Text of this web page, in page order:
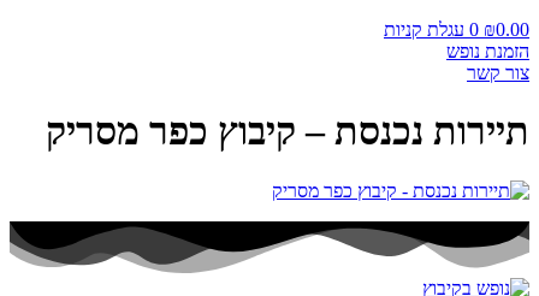
₪0.00
0 עגלת קניות
הזמנת נופש
צור קשר
תיירות נכנסת – קיבוץ כפר מסריק